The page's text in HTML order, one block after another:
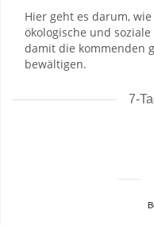
Hier geht es darum,
ökologische und
damit die kommenden
bewältigen.
7-